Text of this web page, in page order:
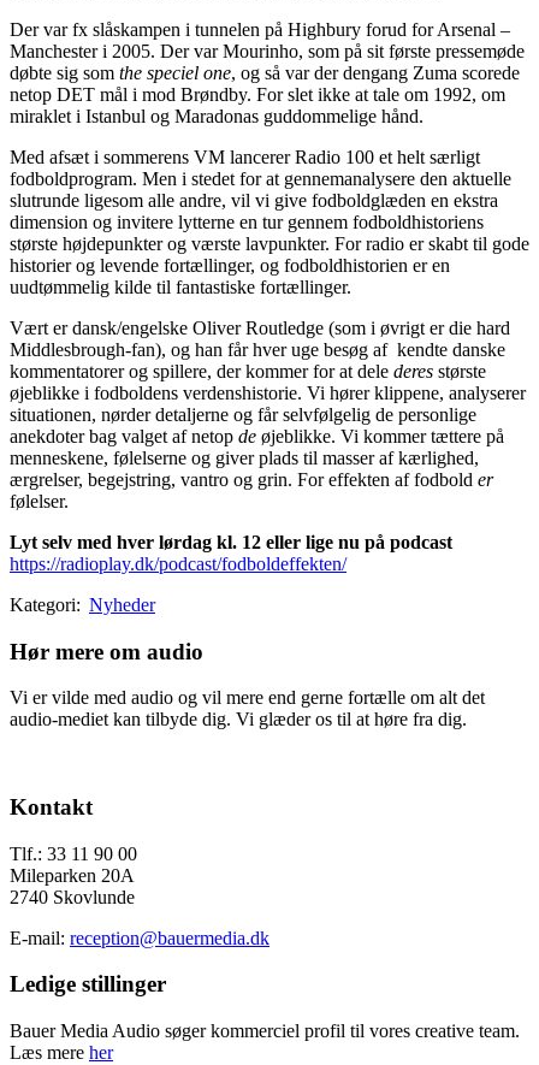
Der var fx slåskampen i tunnelen på Highbury forud for Arsenal –
Manchester i 2005. Der var Mourinho, som på sit første pressemøde
døbte sig som the speciel one, og så var der dengang Zuma scorede
netop DET mål i mod Brøndby. For slet ikke at tale om 1992, om
miraklet i Istanbul og Maradonas guddommelige hånd.
Med afsæt i sommerens VM lancerer Radio 100 et helt særligt
fodboldprogram. Men i stedet for at gennemanalysere den aktuelle
slutrunde ligesom alle andre, vil vi give fodboldglæden en ekstra
dimension og invitere lytterne en tur gennem fodboldhistoriens
største højdepunkter og værste lavpunkter. For radio er skabt til gode
historier og levende fortællinger, og fodboldhistorien er en
uudtømmelig kilde til fantastiske fortællinger.
Vært er dansk/engelske Oliver Routledge (som i øvrigt er die hard
Middlesbrough-fan), og han får hver uge besøg af kendte danske
kommentatorer og spillere, der kommer for at dele deres største
øjeblikke i fodboldens verdenshistorie. Vi hører klippene, analyserer
situationen, nørder detaljerne og får selvfølgelig de personlige
anekdoter bag valget af netop de øjeblikke. Vi kommer tættere på
menneskene, følelserne og giver plads til masser af kærlighed,
ærgrelser, begejstring, vantro og grin. For effekten af fodbold er
følelser.
Lyt selv med hver lørdag kl. 12 eller lige nu på podcast
https://radioplay.dk/podcast/fodboldeffekten/
Kategori: Nyheder
Hør mere om audio
Vi er vilde med audio og vil mere end gerne fortælle om alt det
audio-mediet kan tilbyde dig. Vi glæder os til at høre fra dig.
Footer
Kontakt
Tlf.: 33 11 90 00
Mileparken 20A
2740 Skovlunde
E-mail: reception@bauermedia.dk
Ledige stillinger
Bauer Media Audio søger kommerciel profil til vores creative team.
Læs mere her